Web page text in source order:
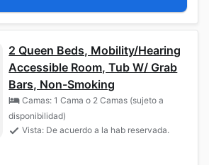
2 Queen Beds, Mobility/Hearing
Accessible Room, Tub W/ Grab
Bars, Non-Smoking
Camas: 1 Cama o 2 Camas (sujeto a
disponibilidad)
Vista: De acuerdo a la hab reservada.